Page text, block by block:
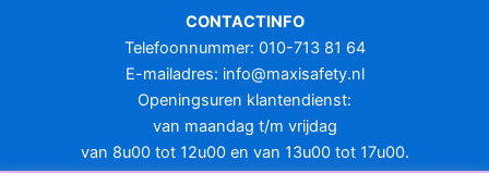
CONTACTINFO
Telefoonnummer: 010-713 81 64
E-mailadres: info@maxisafety.nl
Openingsuren klantendienst:
van maandag t/m vrijdag
van 8u00 tot 12u00 en van 13u00 tot 17u00.